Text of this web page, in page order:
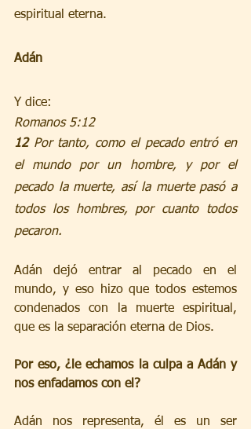
espiritual eterna.
Adán
Y dice:
Romanos 5:12
12 Por tanto, como el pecado entró en
el mundo por un hombre, y por el
pecado la muerte, así la muerte pasó a
todos los hombres, por cuanto todos
pecaron.
Adán dejó entrar al pecado en el
mundo, y eso hizo que todos estemos
condenados con la muerte espiritual,
que es la separación eterna de Dios.
Por eso, ¿le echamos la culpa a Adán y
nos enfadamos con el?
Adán nos representa, él es un ser